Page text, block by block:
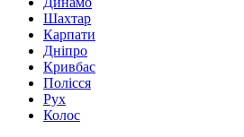
Шахтар
Карпати
Дніпро
Кривбас
Полісся
Рух
Колос